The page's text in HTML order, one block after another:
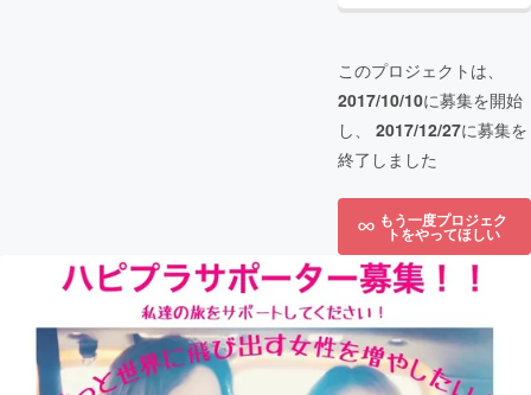
このプロジェクトは、
2017/10/10に募集を開始
し、 2017/12/27に募集を
終了しました
もう一度プロジェク
トをやってほしい